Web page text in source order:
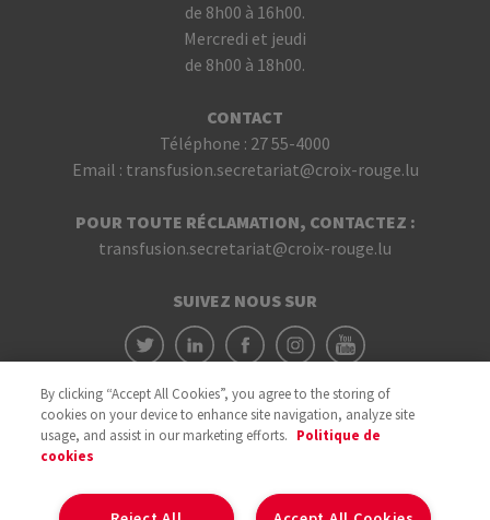
de 8h00 à 16h00.
Mercredi et jeudi
de 8h00 à 18h00.
CONTACT
Téléphone : 27 55-4000
Email : transfusion.secretariat@croix-rouge.lu
POUR TOUTE RÉCLAMATION, CONTACTEZ :
transfusion.secretariat@croix-rouge.lu
SUIVEZ NOUS SUR
By clicking “Accept All Cookies”, you agree to the storing of
cookies on your device to enhance site navigation, analyze site
usage, and assist in our marketing efforts. Politique de
cookies